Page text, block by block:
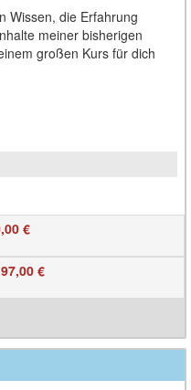
Wissen, die Erfahrung
meiner bisherigen
großen Kurs für dich
€
€